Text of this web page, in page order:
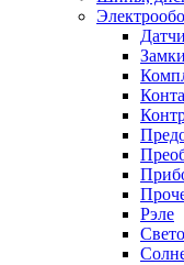
Рэле